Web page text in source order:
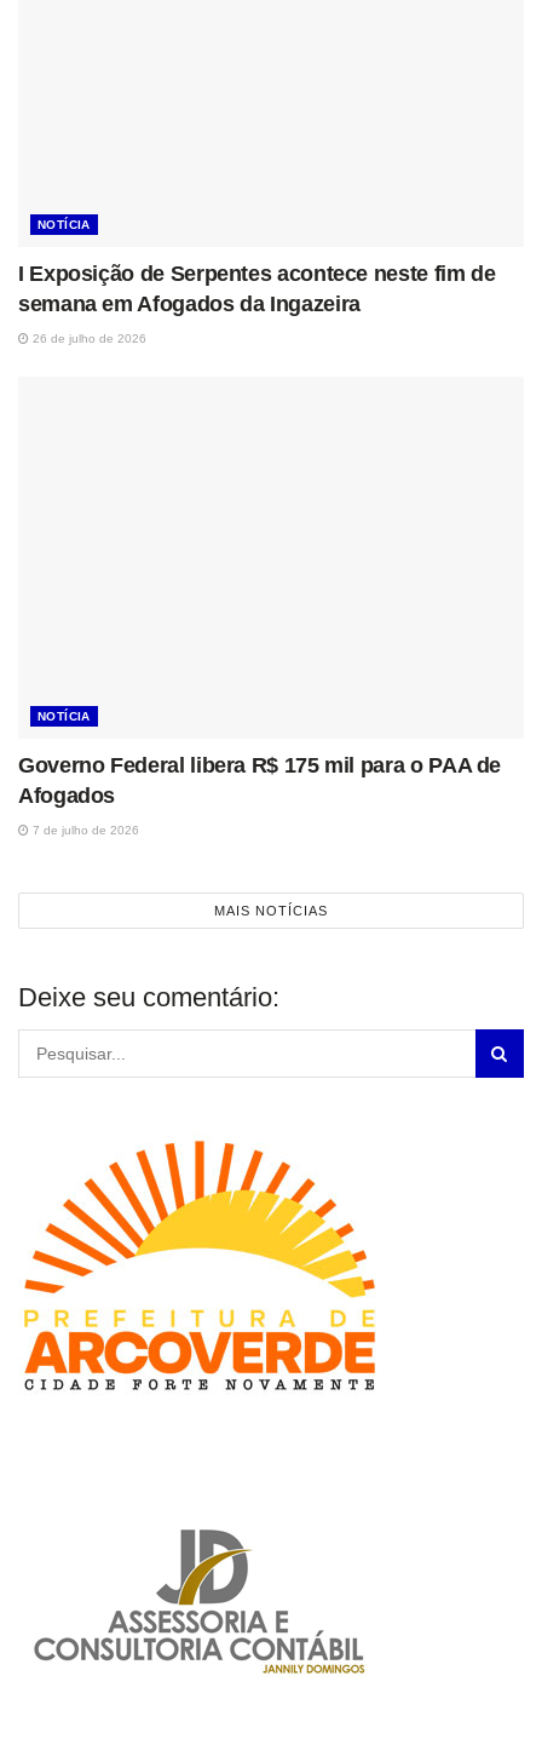
NOTÍCIA
I Exposição de Serpentes acontece neste fim de
semana em Afogados da Ingazeira
26 de julho de 2026
NOTÍCIA
Governo Federal libera R$ 175 mil para o PAA de
Afogados
7 de julho de 2026
MAIS NOTÍCIAS
Deixe seu comentário: